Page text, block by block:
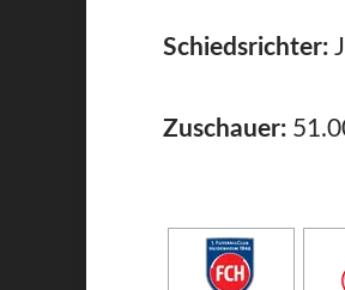
Schiedsrichter:
Zuschauer: